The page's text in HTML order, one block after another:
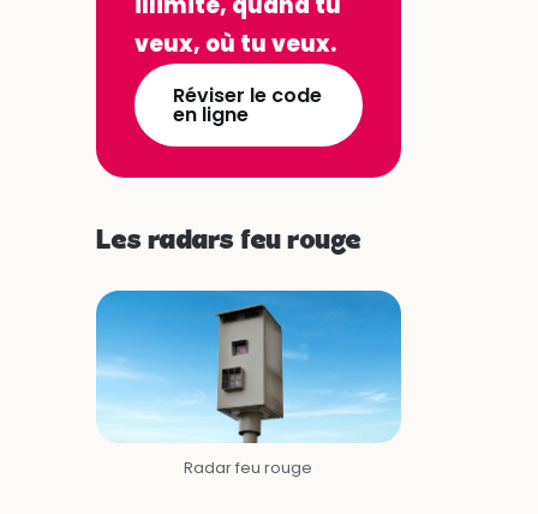
veux, où tu veux.
Réviser le code
en ligne
Les radars feu rouge
Radar feu rouge